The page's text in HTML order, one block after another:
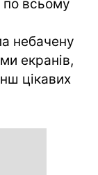
по всьому
небачену
екранів,
цікавих